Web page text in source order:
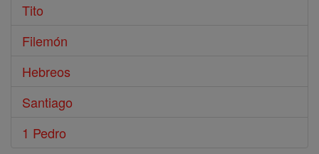
Tito
Filemón
Hebreos
Santiago
1 Pedro